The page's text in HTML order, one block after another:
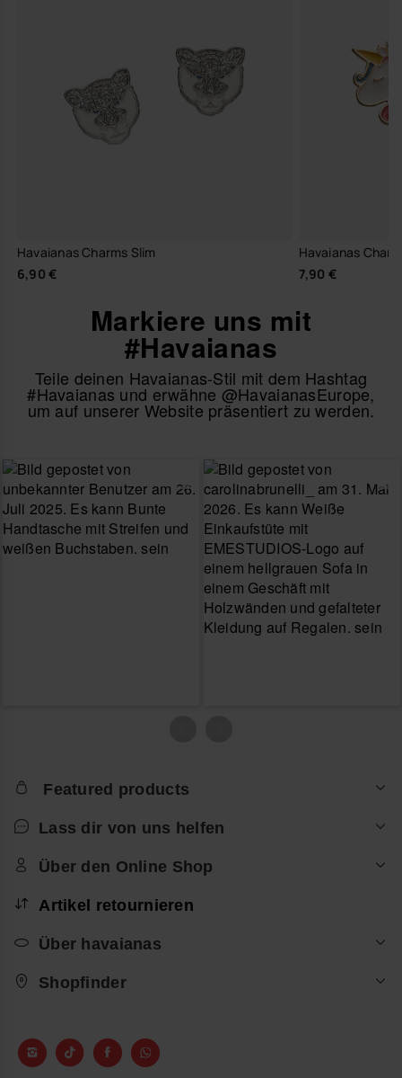
Havaianas Charms Slim
6,90 €
Havaianas
7,90 €
Markiere uns mit
#Havaianas
Teile deinen Havaianas-Stil mit dem Hashtag
#Havaianas und erwähne @HavaianasEurope,
um auf unserer Website präsentiert zu werden.
Featured products
Lass dir von uns helfen
Über den Online Shop
Artikel retournieren
Über havaianas
Shopfinder